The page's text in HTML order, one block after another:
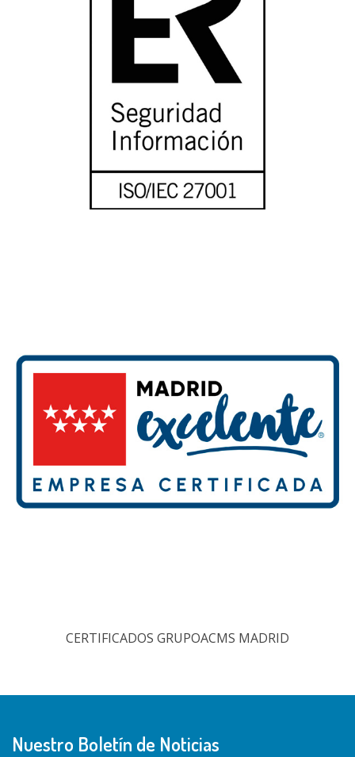
CERTIFICADOS GRUPOACMS MADRID
Nuestro Boletín de Noticias